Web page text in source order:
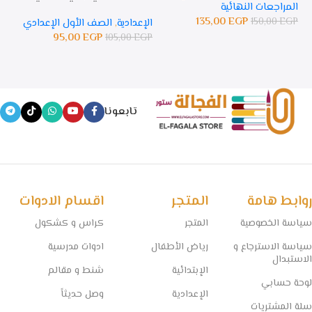
المراجعات النهائية
150,00EGP
135,00EGP
الإعدادية, الصف الأول الإعدادي
105,00EGP
95,00EGP
تابعونا
روابط هامة
سياسة الخصوصية
سياسة الاسترجاع و
الاستبدال
لوحة حسابي
سلة المشتريات
المتجر
المتجر
رياض الأطفال
الإبتدائية
الإعدادية
اقسام الادوات
كراس و كشكول
ادوات مدرسية
شنط و مقالم
وصل حديثاً